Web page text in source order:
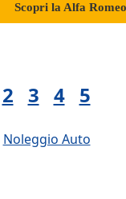
Scopri la Alfa
2 3 4 5
Noleggio Auto